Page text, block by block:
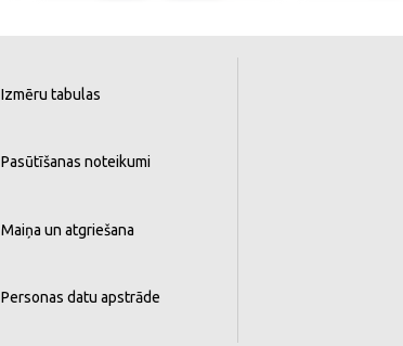
Izmēru tabulas
Pasūtīšanas noteikumi
Maiņa un atgriešana
Personas datu apstrāde